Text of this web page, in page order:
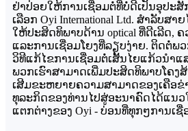
ຢ່າປ່ອຍໃຫ້ການເຊື່ອມຕໍ່ທີ່ບໍ່ດີເປັນອຸປະສັ
ເລືອກ Oyi International Ltd. ສຳລັບສ
ໃຫ້ປະສິດທິພາບດ້ານ optical ທີ່ດີເລີດ,
ແລະການເຊື່ອມໂຍງທີ່ລຽບງ່າຍ. ຕິດຕໍ່ພ
ວິທີແກ້ໄຂການເຊື່ອມຕໍ່ເສັ້ນໄຍແກ້ວນຳແ
ພວກເຮົາສາມາດເພີ່ມປະສິດທິພາບໂຄງ
ເສີມຂະຫຍາຍຄວາມສາມາດຂອງເຄືອ
ທຸລະກິດຂອງທ່ານໄປສູ່ອະນາຄົດໄດ້ແນ
ແຕກຕ່າງຂອງ Oyi - ບ່ອນທີ່ທຸກໆການເ